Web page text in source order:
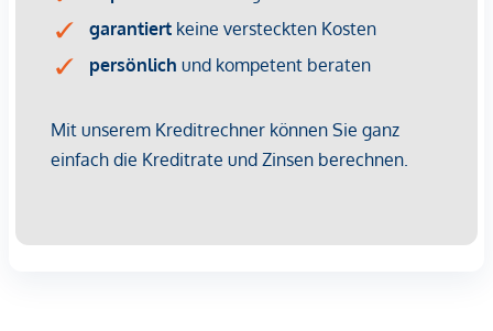
Arzt <250m
Apotheke <500m